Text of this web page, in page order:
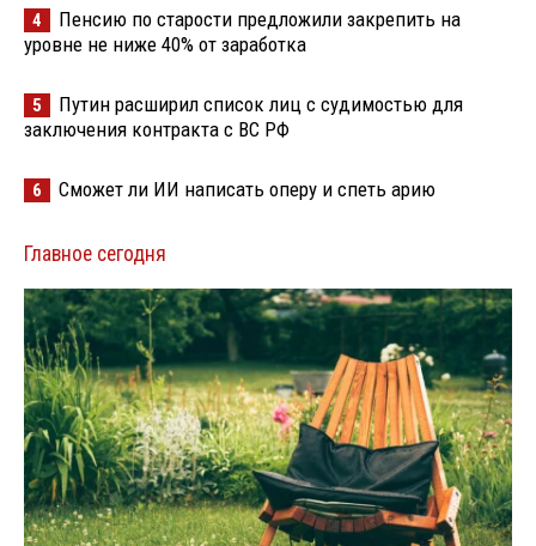
4
Пенсию по старости предложили закрепить на
уровне не ниже 40% от заработка
5
Путин расширил список лиц с судимостью для
заключения контракта с ВС РФ
6 Сможет ли ИИ написать оперу и спеть арию
Главное сегодня